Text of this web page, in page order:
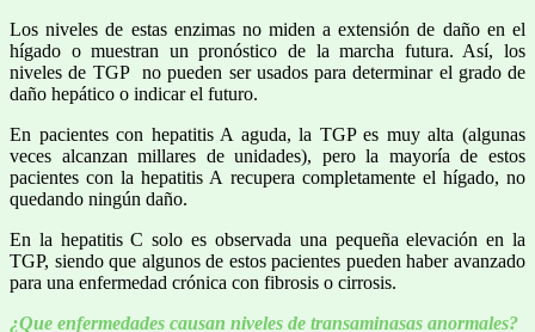
Los niveles de estas enzimas no miden a extensión de daño en el
hígado o muestran un pronóstico de la marcha futura. Así, los
niveles de TGP no pueden ser usados para determinar el grado de
daño hepático o indicar el futuro.
En pacientes con hepatitis A aguda, la TGP es muy alta (algunas
veces alcanzan millares de unidades), pero la mayoría de estos
pacientes con la hepatitis A recupera completamente el hígado, no
quedando ningún daño.
En la hepatitis C solo es observada una pequeña elevación en la
TGP, siendo que algunos de estos pacientes pueden haber avanzado
para una enfermedad crónica con fibrosis o cirrosis.
¿Que enfermedades causan niveles de transaminasas anormales?